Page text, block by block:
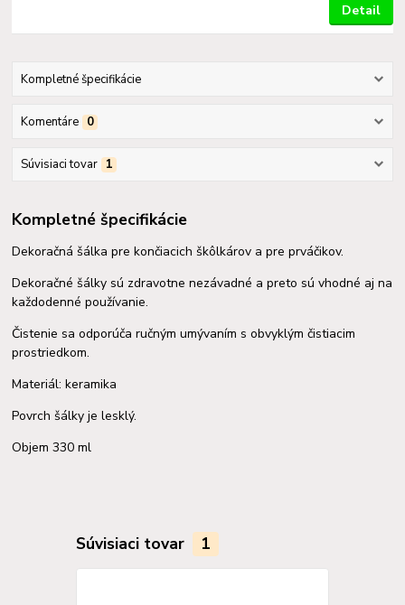
Detail
Kompletné špecifikácie
Komentáre 0
Súvisiaci tovar 1
Kompletné špecifikácie
Dekoračná šálka pre končiacich škôlkárov a pre prváčikov.
Dekoračné šálky sú zdravotne nezávadné a preto sú vhodné aj na
každodenné používanie.
Čistenie sa odporúča ručným umývaním s obvyklým čistiacim
prostriedkom.
Materiál: keramika
Povrch šálky je lesklý.
Objem 330 ml
Súvisiaci tovar 1